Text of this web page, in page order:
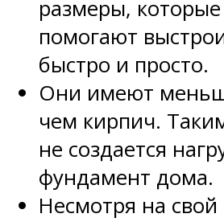
размеры,
помогают
быстро и просто.
Они имеют
чем кирпич.
не создается
фундамент дома.
Несмотря на